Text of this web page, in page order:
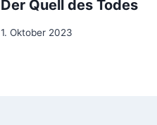
Der Quell des Todes
Von
1. Oktober 2023